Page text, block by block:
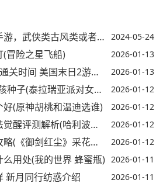
或者神话类的都可以?(中国风手游排行榜) 2024-05-24
(冒险之星飞船) 2026-01-13
戏时长是多少(最后生还者2一周目多久) 2026-01-13
(泰拉瑞亚派对女孩原型) 2026-01-12
(原神胡桃和温迪选谁) 2026-01-12
解析(哈利波特魔法觉醒雪球) 2026-01-12
御剑红尘》采花攻略视频) 2026-01-12
用处(我的世界 蜂蜜瓶) 2026-01-11
新月同行纺惑介绍 2026-01-11